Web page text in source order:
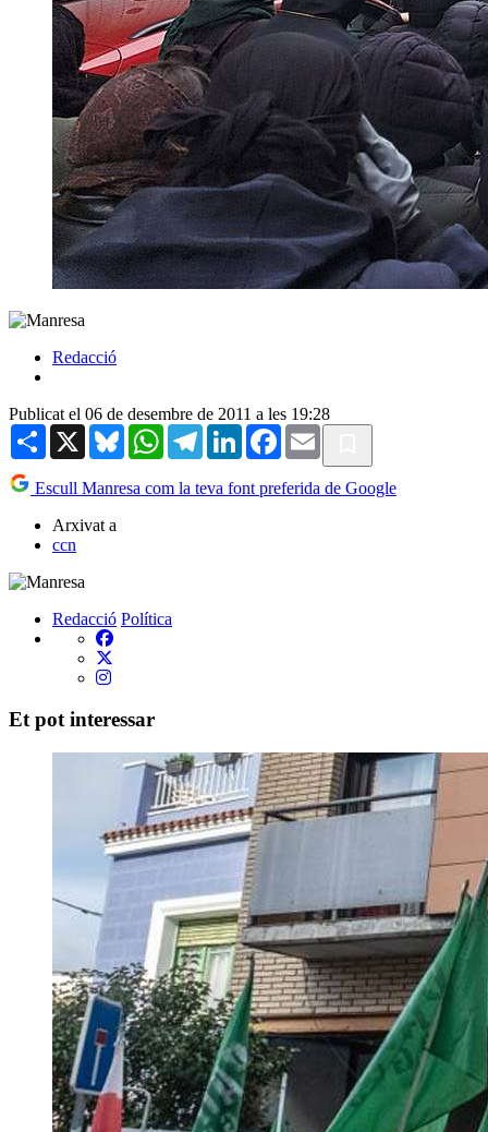
Redacció
Publicat el 06 de desembre de 2011 a les 19:28
Share X BlueskyWhatsAppTelegramLinkedInFacebook
Email
Escull Manresa com la teva font preferida de Google
Arxivat a
ccn
Redacció Política
Et pot interessar